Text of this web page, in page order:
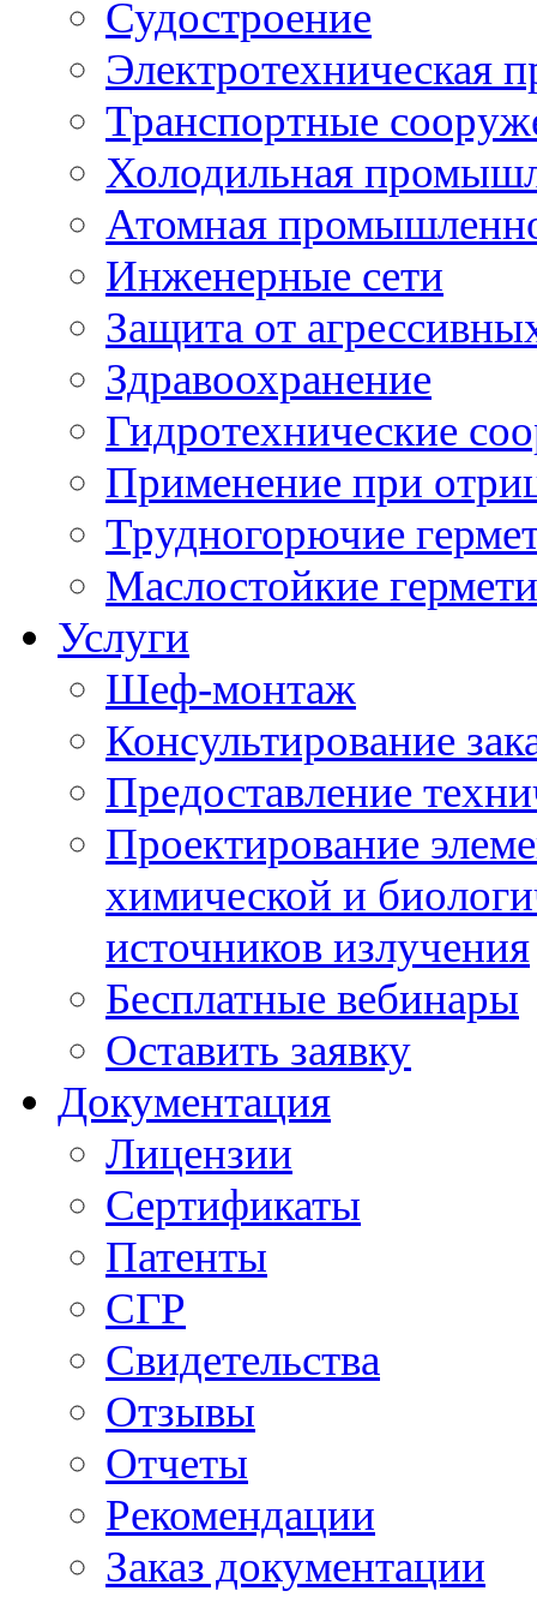
Судостроение
Электротехническая
Транспортные
Холодильная
Атомная
Инженерные сети
Защита от
Здравоохранение
Гидротехнические
Применение при
Трудногорючие
Маслостойкие
Услуги
Шеф-монтаж
Консультирование
Предоставление
Проектирование
химической и
источников излучения
Бесплатные вебинары
Оставить заявку
Документация
Лицензии
Сертификаты
Патенты
СГР
Свидетельства
Отзывы
Отчеты
Рекомендации
Заказ документации